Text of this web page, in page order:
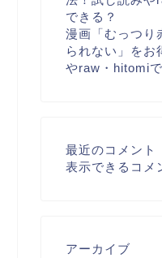
できる？
漫画「むっつり
られない」をお
やraw・hitomi
最近のコメント
表示できるコメ
アーカイブ